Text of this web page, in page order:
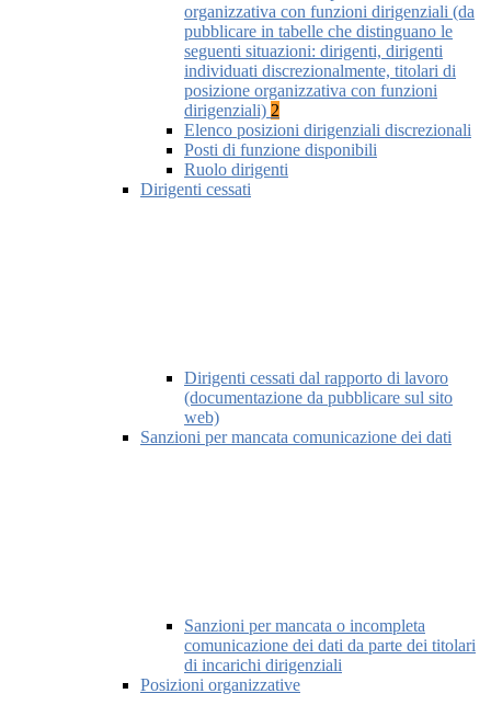
organizzativa con funzioni dirigenziali (da
pubblicare in tabelle che distinguano le
seguenti situazioni: dirigenti, dirigenti
individuati discrezionalmente, titolari di
posizione organizzativa con funzioni
dirigenziali) 2
Elenco posizioni dirigenziali discrezionali
Posti di funzione disponibili
Ruolo dirigenti
Dirigenti cessati
Dirigenti cessati dal rapporto di lavoro
(documentazione da pubblicare sul sito
web)
Sanzioni per mancata comunicazione dei dati
Sanzioni per mancata o incompleta
comunicazione dei dati da parte dei titolari
di incarichi dirigenziali
Posizioni organizzative